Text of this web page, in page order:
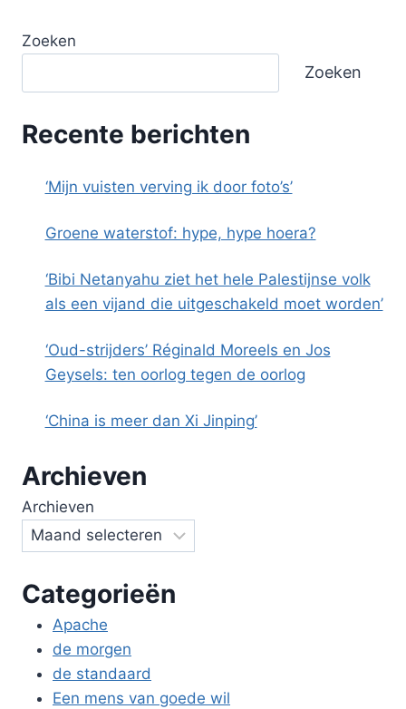
Zoeken
Zoeken
Recente berichten
‘Mijn vuisten verving ik door foto’s’
Groene waterstof: hype, hype hoera?
‘Bibi Netanyahu ziet het hele Palestijnse volk
als een vijand die uitgeschakeld moet worden’
‘Oud-strijders’ Réginald Moreels en Jos
Geysels: ten oorlog tegen de oorlog
‘China is meer dan Xi Jinping’
Archieven
Archieven
Categorieën
Apache
de morgen
de standaard
Een mens van goede wil